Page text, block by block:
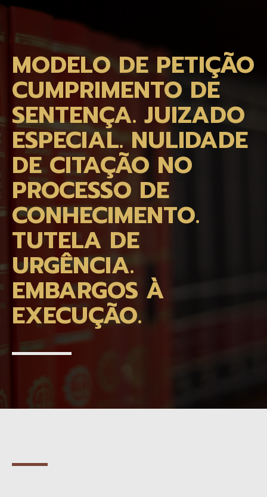
MODELO DE PETIÇÃO
CUMPRIMENTO DE
SENTENÇA. JUIZADO
ESPECIAL. NULIDADE
DE CITAÇÃO NO
PROCESSO DE
CONHECIMENTO.
TUTELA DE
URGÊNCIA.
EMBARGOS À
EXECUÇÃO.